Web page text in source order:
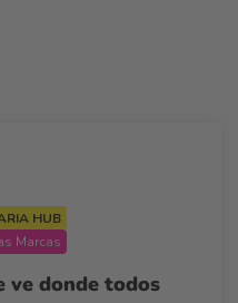
HUB
Marcas
ve donde todos